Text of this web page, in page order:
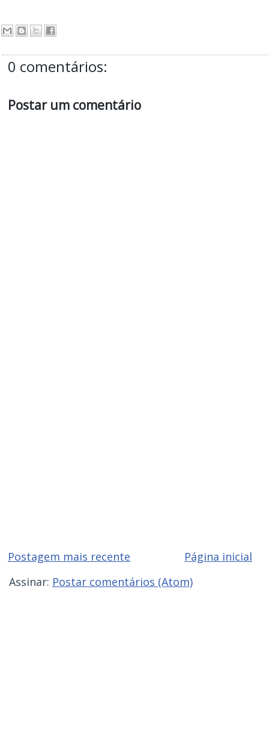
0 comentários:
Postar um comentário
Postagem mais recente
Página inicial
Assinar: Postar comentários (Atom)